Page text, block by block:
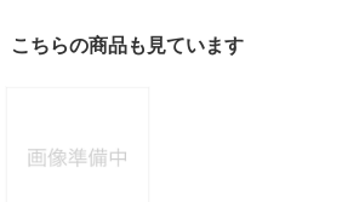
こちらの商品も見ています